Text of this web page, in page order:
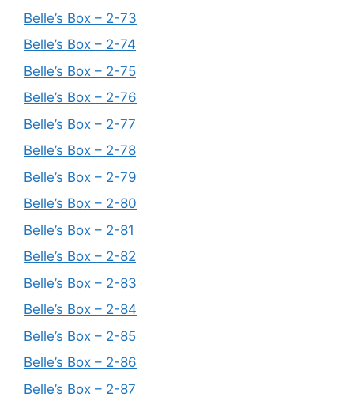
Belle’s Box – 2-73
Belle’s Box – 2-74
Belle’s Box – 2-75
Belle’s Box – 2-76
Belle’s Box – 2-77
Belle’s Box – 2-78
Belle’s Box – 2-79
Belle’s Box – 2-80
Belle’s Box – 2-81
Belle’s Box – 2-82
Belle’s Box – 2-83
Belle’s Box – 2-84
Belle’s Box – 2-85
Belle’s Box – 2-86
Belle’s Box – 2-87